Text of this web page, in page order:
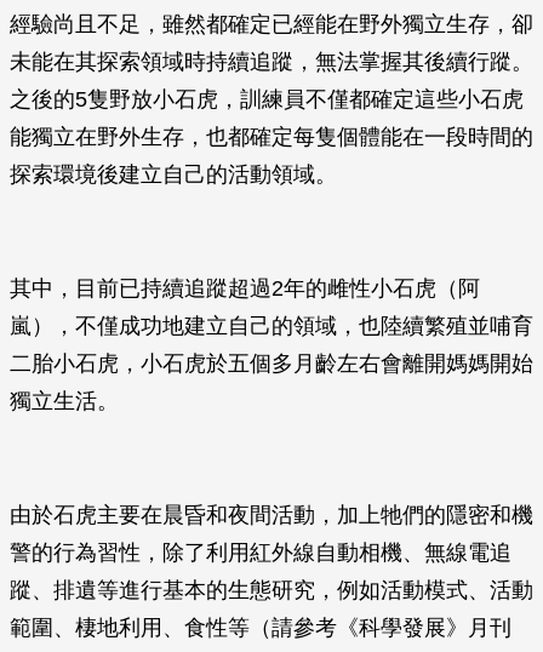
經驗尚且不足，雖然都確定已經能在野外獨立生存，卻
未能在其探索領域時持續追蹤，無法掌握其後續行蹤。
之後的5隻野放小石虎，訓練員不僅都確定這些小石虎
能獨立在野外生存，也都確定每隻個體能在一段時間的
探索環境後建立自己的活動領域。
其中，目前已持續追蹤超過2年的雌性小石虎（阿
嵐），不僅成功地建立自己的領域，也陸續繁殖並哺育
二胎小石虎，小石虎於五個多月齡左右會離開媽媽開始
獨立生活。
由於石虎主要在晨昏和夜間活動，加上牠們的隱密和機
警的行為習性，除了利用紅外線自動相機、無線電追
蹤、排遺等進行基本的生態研究，例如活動模式、活動
範圍、棲地利用、食性等（請參考《科學發展》月刊